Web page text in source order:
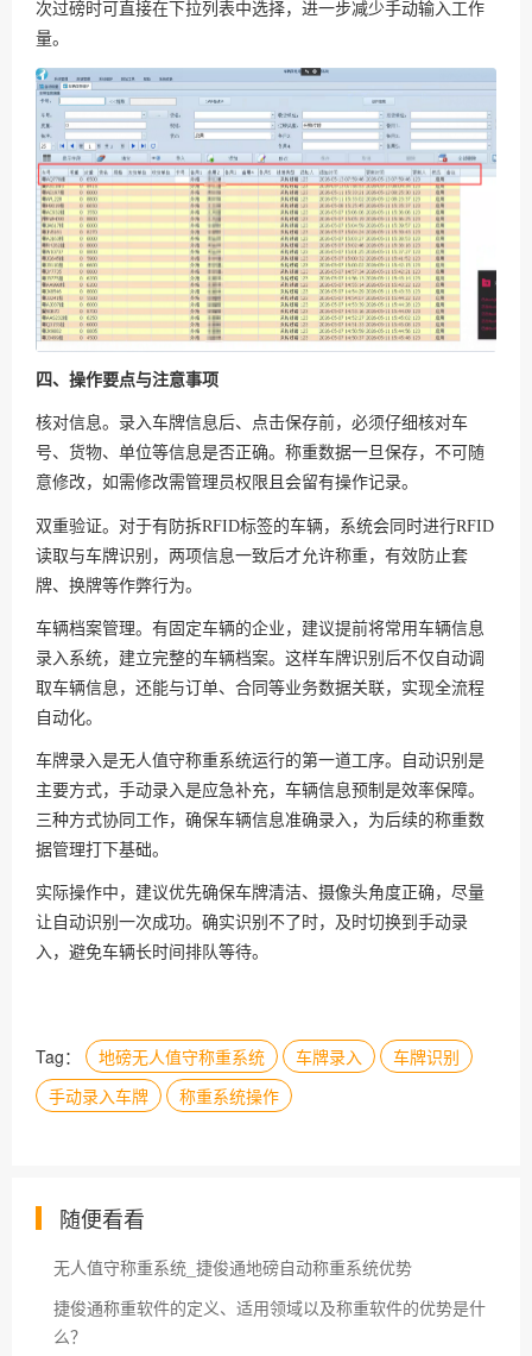
次过磅时可直接在下拉列表中选择，进一步减少手动输入工作
量。
四、操作要点与注意事项
核对信息。录入车牌信息后、点击保存前，必须仔细核对车
号、货物、单位等信息是否正确。称重数据一旦保存，不可随
意修改，如需修改需管理员权限且会留有操作记录。
双重验证。对于有防拆RFID标签的车辆，系统会同时进行RFID
读取与车牌识别，两项信息一致后才允许称重，有效防止套
牌、换牌等作弊行为。
车辆档案管理。有固定车辆的企业，建议提前将常用车辆信息
录入系统，建立完整的车辆档案。这样车牌识别后不仅自动调
取车辆信息，还能与订单、合同等业务数据关联，实现全流程
自动化。
车牌录入是无人值守称重系统运行的第一道工序。自动识别是
主要方式，手动录入是应急补充，车辆信息预制是效率保障。
三种方式协同工作，确保车辆信息准确录入，为后续的称重数
据管理打下基础。
实际操作中，建议优先确保车牌清洁、摄像头角度正确，尽量
让自动识别一次成功。确实识别不了时，及时切换到手动录
入，避免车辆长时间排队等待。
Tag： 地磅无人值守称重系统 车牌录入
车牌识别
手动录入车牌
称重系统操作
随便看看
无人值守称重系统_捷俊通地磅自动称重系统优势
捷俊通称重软件的定义、适用领域以及称重软件的优势是什
么？